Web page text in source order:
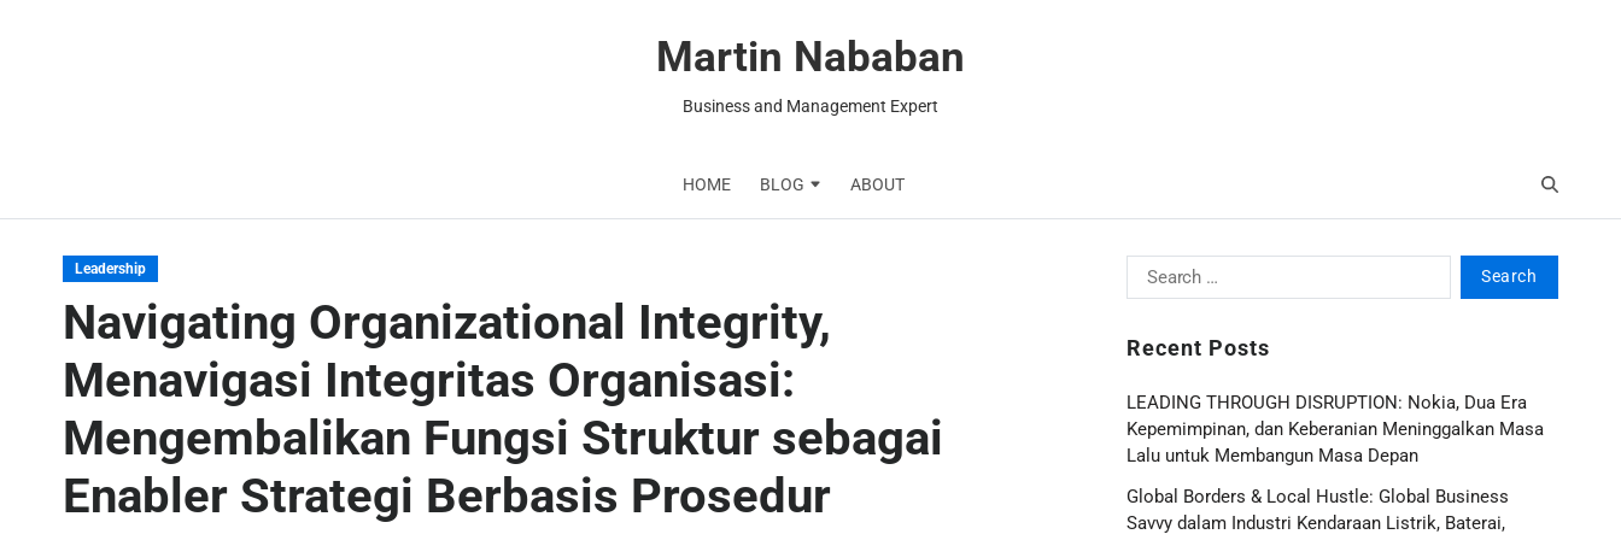
Martin Nababan
Business and Management Expert
HOME BLOG ABOUT
Leadership
Navigating Organizational Integrity,
Menavigasi Integritas Organisasi:
Mengembalikan Fungsi Struktur sebagai
Enabler Strategi Berbasis Prosedur
Recent Posts
LEADING THROUGH DISRUPTION: Nokia, Dua Era
Kepemimpinan, dan Keberanian Meninggalkan Masa
Lalu untuk Membangun Masa Depan
Global Borders & Local Hustle: Global Business
Savvy dalam Industri Kendaraan Listrik, Baterai,